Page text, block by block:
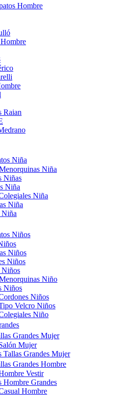
Hombre
Raian
Niña
Niña
Niñas
Niña
Niña
Niña
Niña
Niños
Niños
Niños
Niños
Niño
Niños
Niños
Velcro Niños
Niño
Grandes Mujer
Mujer
Tallas Grandes Mujer
Grandes Hombre
Vestir
Hombre Grandes
Hombre